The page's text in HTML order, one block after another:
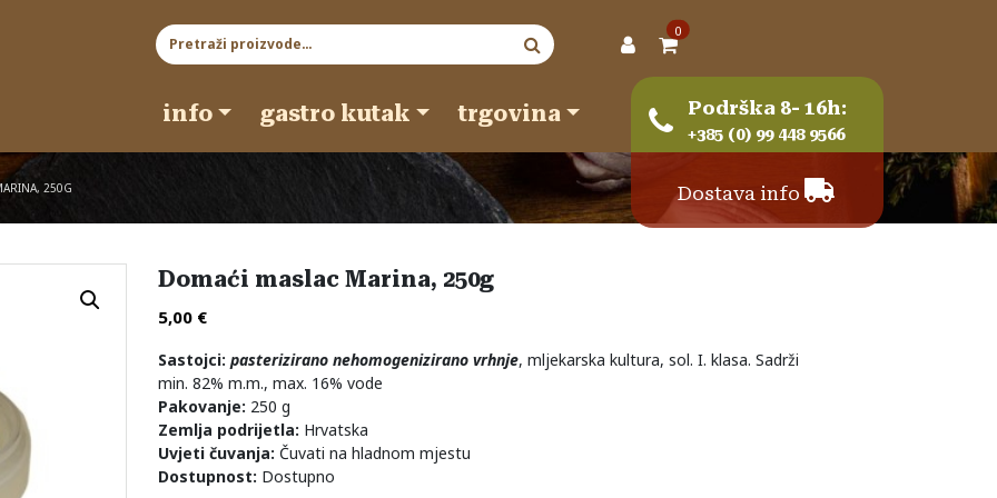
Pretraži: 0
info gastro kutak trgovina Podrška 8- 16h:
+385 (0) 99 448 9566
Dostava info
250G
Domaći maslac Marina, 250g
5,00 €
Sastojci: pasterizirano nehomogenizirano vrhnje, mljekarska kultura, sol. I. klasa. Sadrži
min. 82% m.m., max. 16% vode
Pakovanje: 250 g
Zemlja podrijetla: Hrvatska
Uvjeti čuvanja: Čuvati na hladnom mjestu
Dostupnost: Dostupno